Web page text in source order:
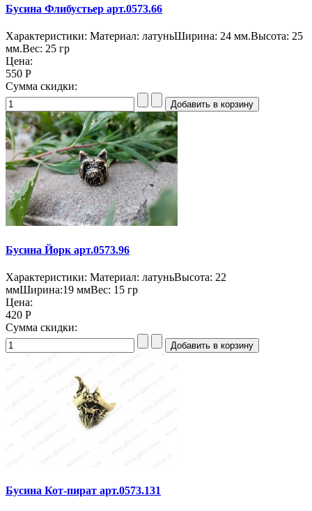
Бусина Флибустьер арт.0573.66
Характеристики: Материал: латуньШирина: 24 мм.Высота: 25
мм.Вес: 25 гр
Цена:
550 Р
Сумма скидки:
Бусина Йорк арт.0573.96
Характеристики: Материал: латуньВысота: 22
ммШирина:19 ммВес: 15 гр
Цена:
420 Р
Сумма скидки:
Бусина Кот-пират арт.0573.131